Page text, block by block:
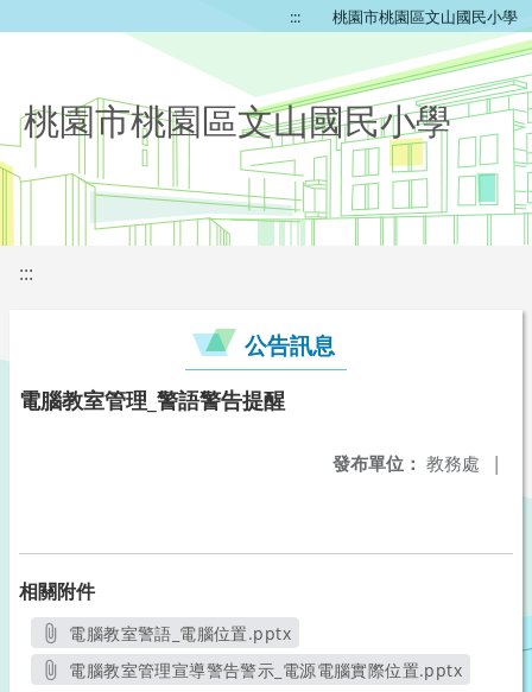
::: 桃園市桃園區文山國民小學
桃園市桃園區文山國民小學
:::
公告訊息
電腦教室管理_警語警告提醒
發布單位： 教務處 |
相關附件
電腦教室警語_電腦位置.pptx
另開新視窗
電腦教室管理宣導警告警示_電源電腦實際位置.pptx